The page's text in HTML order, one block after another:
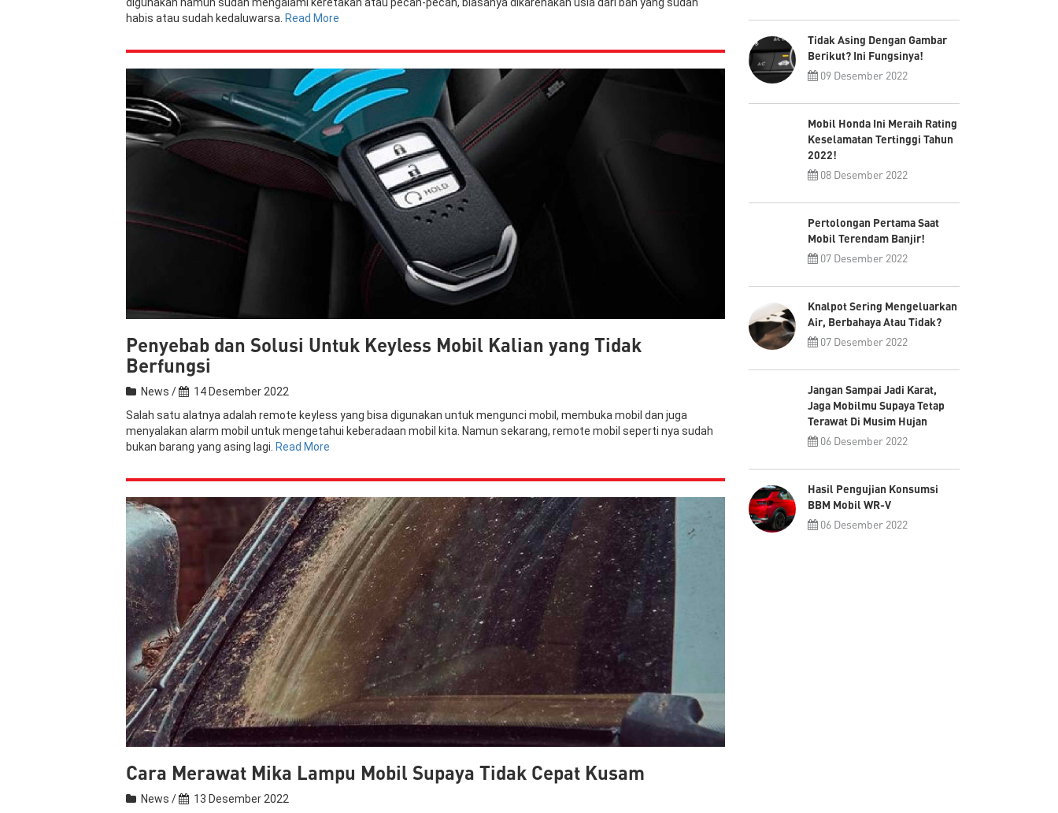
habis atau sudah kedaluwarsa. Read More
Penyebab dan Solusi Untuk Keyless Mobil Kalian yang Tidak
Berfungsi
News /
14 Desember 2022
Salah satu alatnya adalah remote keyless yang bisa digunakan untuk mengunci mobil, membuka mobil dan juga
menyalakan alarm mobil untuk mengetahui keberadaan mobil kita. Namun sekarang, remote mobil seperti nya sudah
bukan barang yang asing lagi. Read More
Cara Merawat Mika Lampu Mobil Supaya Tidak Cepat Kusam
News /
13 Desember 2022
Tidak Asing Dengan Gambar
Berikut? Ini Fungsinya!
09 Desember 2022
Mobil Honda Ini Meraih Rating
Keselamatan Tertinggi Tahun
2022!
08 Desember 2022
Pertolongan Pertama Saat
Mobil Terendam Banjir!
07 Desember 2022
Knalpot Sering Mengeluarkan
Air, Berbahaya Atau Tidak?
07 Desember 2022
Jangan Sampai Jadi Karat,
Jaga Mobilmu Supaya Tetap
Terawat Di Musim Hujan
06 Desember 2022
Hasil Pengujian Konsumsi
BBM Mobil WR-V
06 Desember 2022